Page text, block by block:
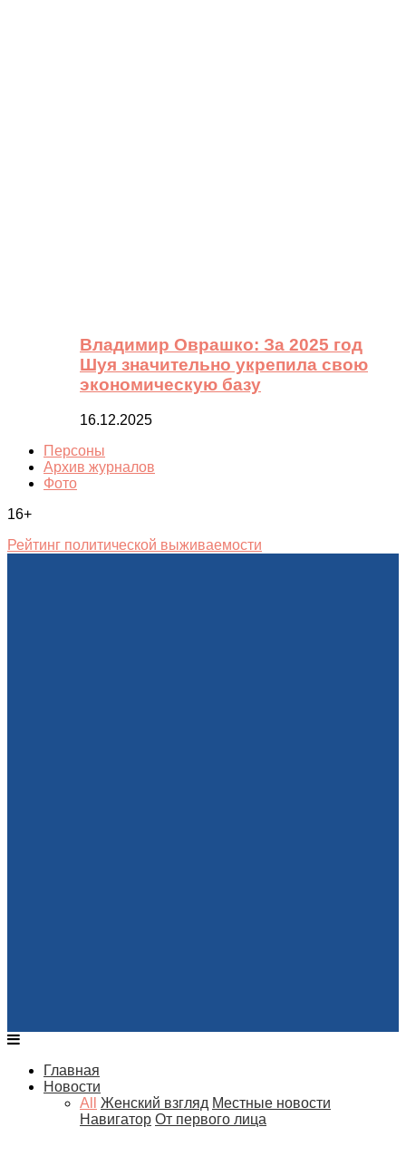
Владимир Оврашко: За 2025 год
Шуя значительно укрепила свою
экономическую базу
16.12.2025
Персоны
Архив журналов
Фото
16+
Рейтинг политической выживаемости
Главная
Новости
All
Женский взгляд Местные новости
Навигатор От первого лица